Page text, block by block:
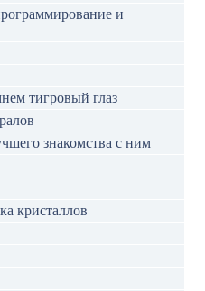
и
тигровый глаз
знакомства с ним
кристаллов